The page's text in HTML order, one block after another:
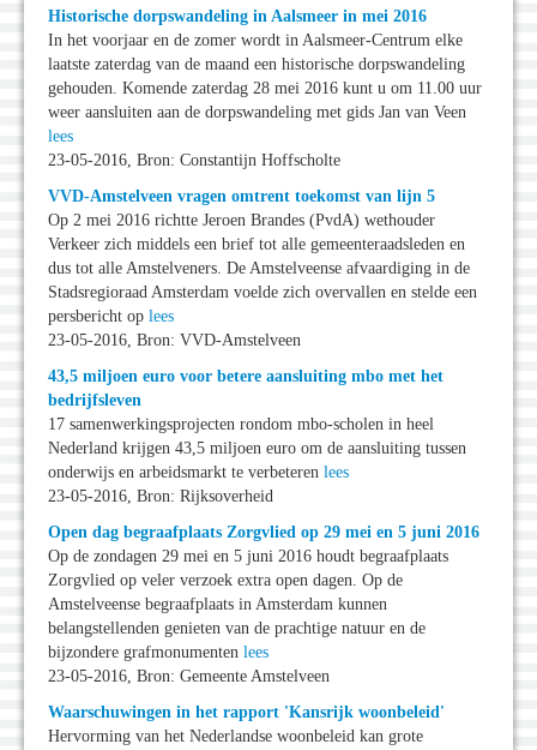
Historische dorpswandeling in Aalsmeer in mei 2016
In het voorjaar en de zomer wordt in Aalsmeer-Centrum elke
laatste zaterdag van de maand een historische dorpswandeling
gehouden. Komende zaterdag 28 mei 2016 kunt u om 11.00 uur
weer aansluiten aan de dorpswandeling met gids Jan van Veen
lees
23-05-2016, Bron: Constantijn Hoffscholte
VVD-Amstelveen vragen omtrent toekomst van lijn 5
Op 2 mei 2016 richtte Jeroen Brandes (PvdA) wethouder
Verkeer zich middels een brief tot alle gemeenteraadsleden en
dus tot alle Amstelveners. De Amstelveense afvaardiging in de
Stadsregioraad Amsterdam voelde zich overvallen en stelde een
persbericht op lees
23-05-2016, Bron: VVD-Amstelveen
43,5 miljoen euro voor betere aansluiting mbo met het
bedrijfsleven
17 samenwerkingsprojecten rondom mbo-scholen in heel
Nederland krijgen 43,5 miljoen euro om de aansluiting tussen
onderwijs en arbeidsmarkt te verbeteren lees
23-05-2016, Bron: Rijksoverheid
Open dag begraafplaats Zorgvlied op 29 mei en 5 juni 2016
Op de zondagen 29 mei en 5 juni 2016 houdt begraafplaats
Zorgvlied op veler verzoek extra open dagen. Op de
Amstelveense begraafplaats in Amsterdam kunnen
belangstellenden genieten van de prachtige natuur en de
bijzondere grafmonumenten lees
23-05-2016, Bron: Gemeente Amstelveen
Waarschuwingen in het rapport 'Kansrijk woonbeleid'
Hervorming van het Nederlandse woonbeleid kan grote